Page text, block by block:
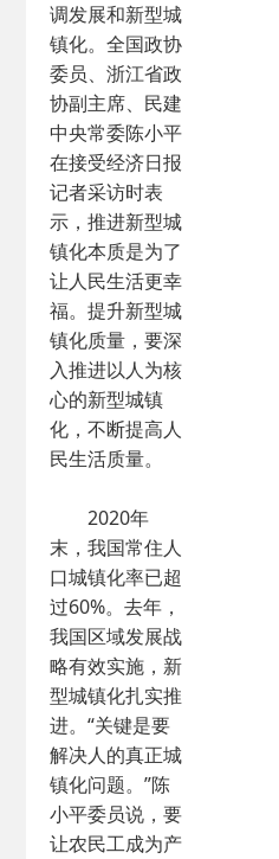
调发展和新型城
镇化。全国政协
委员、浙江省政
协副主席、民建
中央常委陈小平
在接受经济日报
记者采访时表
示，推进新型城
镇化本质是为了
让人民生活更幸
福。提升新型城
镇化质量，要深
入推进以人为核
心的新型城镇
化，不断提高人
民生活质量。
2020年
末，我国常住人
口城镇化率已超
过60%。去年，
我国区域发展战
略有效实施，新
型城镇化扎实推
进。“关键是要
解决人的真正城
镇化问题。”陈
小平委员说，要
让农民工成为产